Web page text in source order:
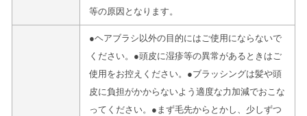
等の原因となります。
●ヘアブラシ以外の目的にはご使用にならないで
ください。●頭皮に湿疹等の異常があるときはご
使用をお控えください。●ブラッシングは髪や頭
皮に負担がかからないよう適度な力加減でおこな
ってください。●まず毛先からとかし、少しずつ